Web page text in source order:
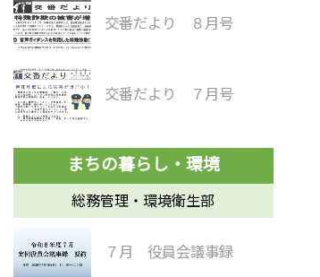
交番だより ８月号
交番だより ７月号
総務管理・環境衛生部
７月 役員会議事録